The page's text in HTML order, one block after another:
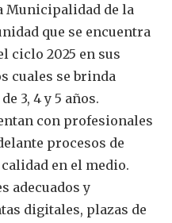
Municipalidad de la
que se encuentra
ciclo 2025 en sus
cuales se brinda
3, 4 y 5 años.
con profesionales
procesos de
en el medio.
adecuados y
digitales, plazas de